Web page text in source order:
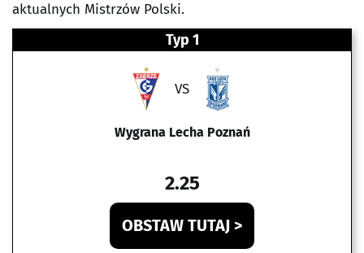
aktualnych Mistrzów Polski.
Typ 1
VS
Wygrana Lecha Poznań
2.25
OBSTAW TUTAJ >